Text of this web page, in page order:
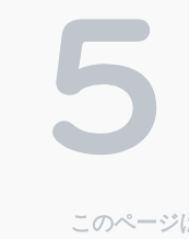
このページ